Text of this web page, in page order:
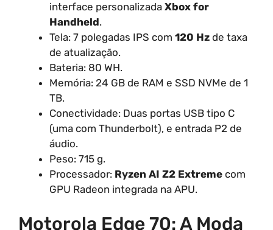
interface personalizada Xbox for
Handheld.
Tela: 7 polegadas IPS com 120 Hz de taxa
de atualização.
Bateria: 80 WH.
Memória: 24 GB de RAM e SSD NVMe de 1
TB.
Conectividade: Duas portas USB tipo C
(uma com Thunderbolt), e entrada P2 de
áudio.
Peso: 715 g.
Processador: Ryzen AI Z2 Extreme com
GPU Radeon integrada na APU.
Motorola Edge 70: A Moda